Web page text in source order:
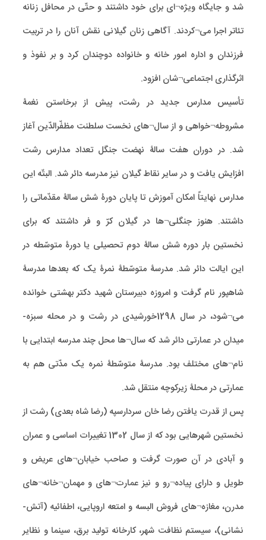
شد و جایگاه ویژه¬ای برای خود داشتند و حتّی در محافل زنانه
تئاتر اجرا می¬کردند. آگاهی زنان گیلانی نقش آنان را در تربیت
فرزندان و اداره امور خانه و خانواده دوچندان کرد و بر نفوذ و
اثرگذاری اجتماعی¬شان افزود.
تأسیس مدارس جدید در رشت، پیش از برخاستن نغمۀ
مشروطه¬خواهی و از سال¬های نخست سلطنت مظفّرالدّین آغاز
شد. در دوران هفت سالۀ نهضت جنگل تعداد مدارس رشت
افزایش یافت و در سایر نقاط گیلان نیز مدرسه دائر شد. البتّه این
مدارس نهایتاً امکان آموزش تا پایان دورۀ شش سالۀ مقدّماتی را
داشتند. هنوز جنگلی¬ها در گیلان کرّ و فر داشتند که برای
نخستین بار دوره شش سالۀ دوم تحصیلی یا دورۀ متوسّطه در
این ایالت دائر شد. مدرسۀ متوسّطۀ نمرۀ یک که بعدها مدرسۀ
شاهپور نام گرفت و امروزه دبیرستان شهید دکتر بهشتی خوانده
می¬شود، در سال 1298خورشیدی در رشت و در محله سبزه-
میدان در عمارتی دائر شد که سال¬ها محل چند مدرسه ابتدایی با
نام¬های مختلف بود. مدرسۀ متوسّطۀ نمره یک مدّتی هم به
عمارتی در محلۀ زیرکوچه منتقل شد.
پس از قدرت یافتن رضا خان سردارسپه (رضا شاه بعدی) رشت از
نخستین شهرهایی بود که از سال 1302 تغییرات اساسی و عمران
و آبادی در آن صورت گرفت و صاحب خیابان¬های عریض و
طویل و دارای پیاده¬رو و نیز عمارت¬های و مهمان¬خانه¬های
مدرن، مغازه¬های فروش البسه و امتعه اروپایی، اطفائیه (آتش-
نشانی)، سیستم نظافت شهر، کارخانه تولید برق، سینما و نظایر